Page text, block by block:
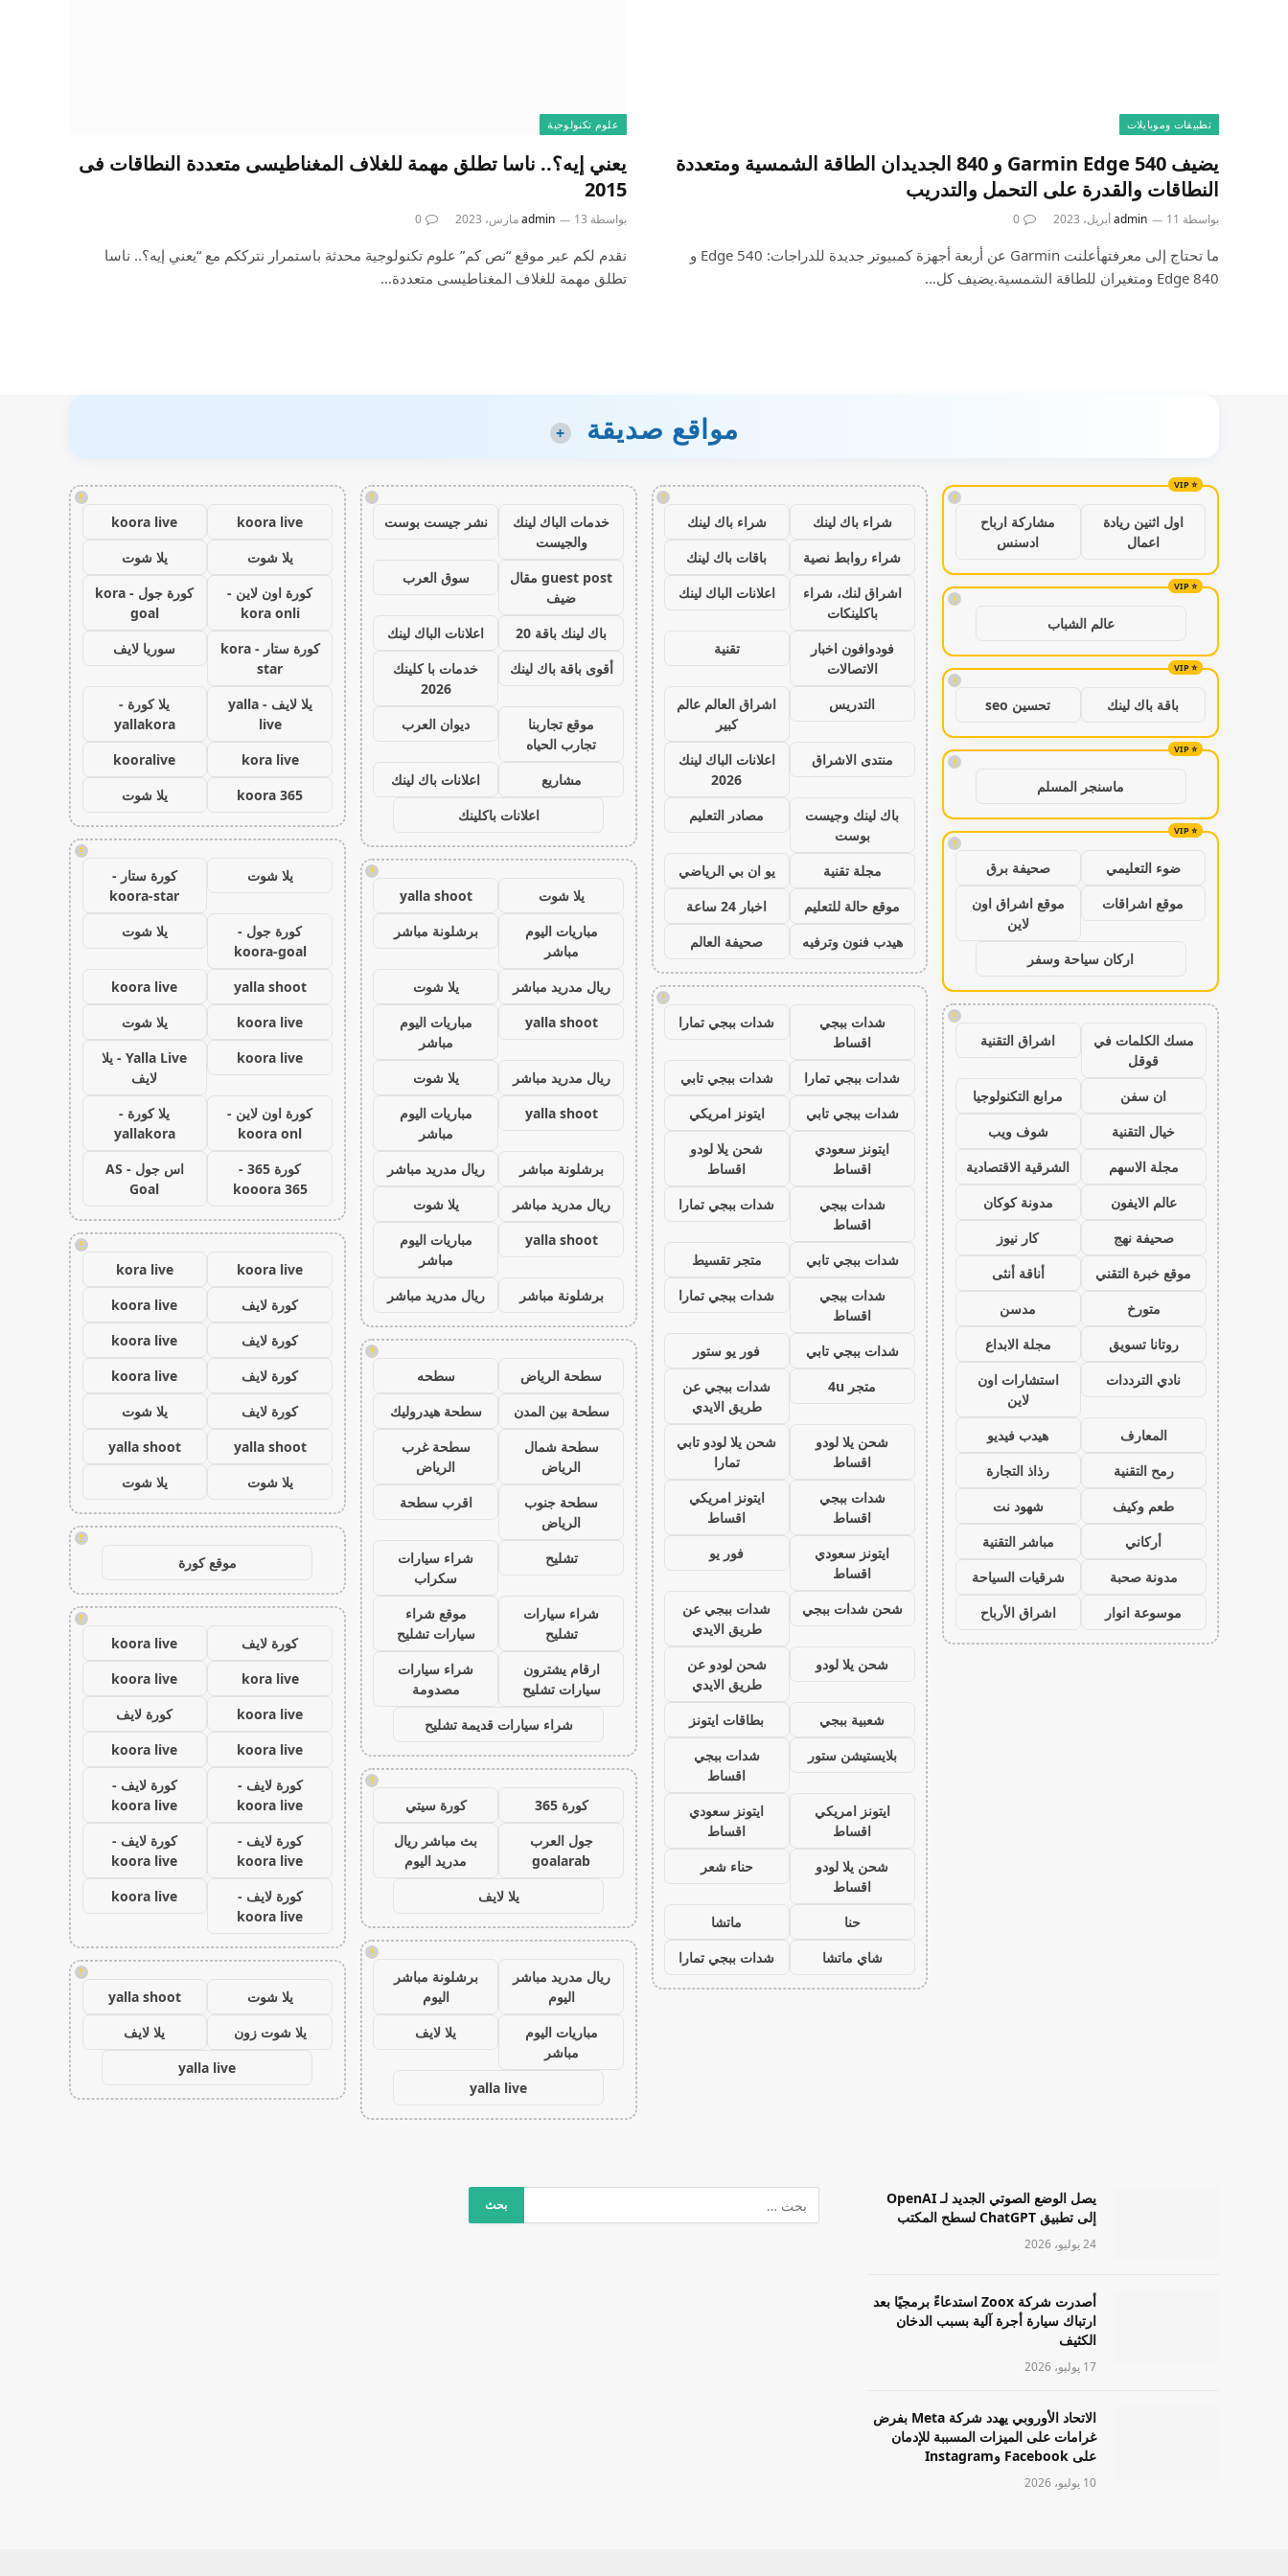
تطبيقات وموبايلات
يضيف Garmin Edge 540 و 840 الجديدان الطاقة الشمسية ومتعددة
النطاقات والقدرة على التحمل والتدريب
بواسطة admin 11 أبريل، 2023 0
ما تحتاج إلى معرفتهأعلنت Garmin عن أربعة أجهزة كمبيوتر جديدة للدراجات: Edge 540 و
Edge 840 ومتغيران للطاقة الشمسية.يضيف كل…
علوم تكنولوجية
يعني إيه؟.. ناسا تطلق مهمة للغلاف المغناطيسى متعددة النطاقات فى
2015
بواسطة admin 13 مارس، 2023 0
نقدم لكم عبر موقع “نص كم” علوم تكنولوجية محدثة باستمرار نترككم مع “يعني إيه؟.. ناسا
تطلق مهمة للغلاف المغناطيسى متعددة…
مواقع صديقة +
!
اول اثنين ريادة
اعمال
مشاركة ارباح
ادسنس
!
عالم الشباب
!
باقة باك لينك تحسين seo
!
ماسنجر المسلم
!
ضوء التعليمي
صحيفة برق
موقع اشراقات
موقع اشراق اون
لاين
اركان سياحة وسفر
!
مسك الكلمات في
قوقل
اشراق التقنية
ان سفن
مرابع التكنولوجيا
خيال التقنية
شوف ويب
مجلة الاسهم
الشرقية الاقتصادية
عالم الايفون
مدونة كوكان
صحيفة نهج
كار نيوز
موقع خبرة التقني
أناقة أنثى
متورخ
مدسن
روتانا تسويق
مجلة الابداع
نادي الترددات
استشارات اون
لاين
المعارف
هيدب فيديو
رمح التقنية
رذاذ التجارة
طعم وكيف
شهود نت
أركاني
مباشر التقنية
مدونة صحبة
شرقيات السياحة
موسوعة انوار
اشراق الأرباح
!
شراء باك لينك
شراء باك لينك
شراء روابط نصية
باقات باك لينك
اشراق لنك، شراء
باكلينكات
اعلانات الباك لينك
فودوافون اخبار
الاتصالات
تقنية
التدريس
اشراق العالم عالم
كبير
منتدى الاشراق
اعلانات الباك لينك
2026
باك لينك وجيست
بوست
مصادر التعليم
مجلة تقنية
يو ان بي الرياضي
موقع حالة للتعليم
اخبار 24 ساعة
هيدب فنون وترفيه
صحيفة العالم
!
شدات ببجي
اقساط
شدات ببجي تمارا
شدات ببجي تمارا
شدات ببجي تابي
شدات ببجي تابي
ايتونز امريكي
ايتونز سعودي
اقساط
شحن يلا لودو
اقساط
شدات ببجي
اقساط
شدات ببجي تمارا
شدات ببجي تابي
متجر تقسيط
شدات ببجي
اقساط
شدات ببجي تمارا
شدات ببجي تابي
فور يو ستور
متجر 4u
شدات ببجي عن
طريق الايدي
شحن يلا لودو
اقساط
شحن يلا لودو تابي
تمارا
شدات ببجي
اقساط
ايتونز امريكي
اقساط
ايتونز سعودي
اقساط
فور يو
شحن شدات ببجي
شدات ببجي عن
طريق الايدي
شحن يلا لودو
شحن لودو عن
طريق الايدي
شعبية ببجي
بطاقات ايتونز
بلايستيشن ستور
شدات ببجي
اقساط
ايتونز امريكي
اقساط
ايتونز سعودي
اقساط
شحن يلا لودو
اقساط
حناء شعر
حنا
ماتشا
شاي ماتشا
شدات ببجي تمارا
!
خدمات الباك لينك
والجيست
نشر جيست بوست
guest post مقال
ضيف
سوق العرب
باك لينك باقة 20
اعلانات الباك لينك
أقوى باقة باك لينك
خدمات با كلينك
2026
موقع تجاربنا
تجارب الحياه
ديوان العرب
مشاريع
اعلانات باك لينك
اعلانات باكلينك
!
يلا شوت
yalla shoot
مباريات اليوم
مباشر
برشلونة مباشر
ريال مدريد مباشر
يلا شوت
yalla shoot
مباريات اليوم
مباشر
ريال مدريد مباشر
يلا شوت
yalla shoot
مباريات اليوم
مباشر
برشلونة مباشر
ريال مدريد مباشر
ريال مدريد مباشر
يلا شوت
yalla shoot
مباريات اليوم
مباشر
برشلونة مباشر
ريال مدريد مباشر
!
سطحة الرياض
سطحه
سطحة بين المدن
سطحة هيدروليك
سطحة شمال
الرياض
سطحة غرب
الرياض
سطحة جنوب
الرياض
اقرب سطحة
تشليح
شراء سيارات
سكراب
شراء سيارات
تشليح
موقع شراء
سيارات تشليح
ارقام يشترون
سيارات تشليح
شراء سيارات
مصدومة
شراء سيارات قديمة تشليح
!
كورة 365
كورة سيتي
جول العرب
goalarab
بث مباشر ريال
مدريد اليوم
يلا لايف
!
ريال مدريد مباشر
اليوم
برشلونة مباشر
اليوم
مباريات اليوم
مباشر
يلا لايف
yalla live
!
koora live
koora live
يلا شوت
يلا شوت
كورة اون لاين -
kora onli
كورة جول - kora
goal
كورة ستار - kora
star
سوريا لايف
يلا لايف - yalla
live
يلا كورة -
yallakora
kora live
kooralive
koora 365
يلا شوت
!
يلا شوت
كورة ستار -
koora-star
كورة جول -
koora-goal
يلا شوت
yalla shoot
koora live
koora live
يلا شوت
koora live
Yalla Live - يلا
لايف
كورة اون لاين -
koora onl
يلا كورة -
yallakora
كورة 365 -
kooora 365
اس جول - AS
Goal
!
koora live
kora live
كورة لايف
koora live
كورة لايف
koora live
كورة لايف
koora live
كورة لايف
يلا شوت
yalla shoot
yalla shoot
يلا شوت
يلا شوت
!
موقع كورة
!
كورة لايف
koora live
kora live
koora live
koora live
كورة لايف
koora live
koora live
كورة لايف -
koora live
كورة لايف -
koora live
كورة لايف -
koora live
كورة لايف -
koora live
كورة لايف -
koora live
koora live
!
يلا شوت
yalla shoot
يلا شوت زون
يلا لايف
yalla live
يصل الوضع الصوتي الجديد لـ OpenAI
إلى تطبيق ChatGPT لسطح المكتب
24 يوليو، 2026
أصدرت شركة Zoox استدعاءً برمجيًا بعد
ارتباك سيارة أجرة آلية بسبب الدخان
الكثيف
17 يوليو، 2026
الاتحاد الأوروبي يهدد شركة Meta بفرض
غرامات على الميزات المسببة للإدمان
على Facebook وInstagram
10 يوليو، 2026